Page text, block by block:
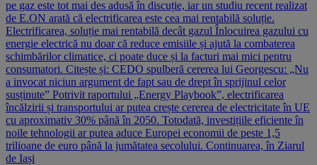
pe gaz este tot mai des adusă în discuție, iar un studiu recent realizat
de E.ON arată că electrificarea este cea mai rentabilă soluție.
Electrificarea, soluție mai rentabilă decât gazul Înlocuirea gazului cu
energie electrică nu doar că reduce emisiile și ajută la combaterea
schimbărilor climatice, ci poate duce și la facturi mai mici pentru
consumatori. Citește și: CEDO spulberă cererea lui Georgescu: „Nu
a invocat niciun argument de fapt sau de drept în sprijinul celor
susținute” Potrivit raportului „Energy Playbook”, electrificarea
încălzirii și transportului ar putea crește cererea de electricitate în UE
cu aproximativ 30% până în 2050. Totodată, investițiile eficiente în
noile tehnologii ar putea aduce Europei economii de peste 1,5
trilioane de euro până la jumătatea secolului. Continuarea, în Ziarul
de Iași